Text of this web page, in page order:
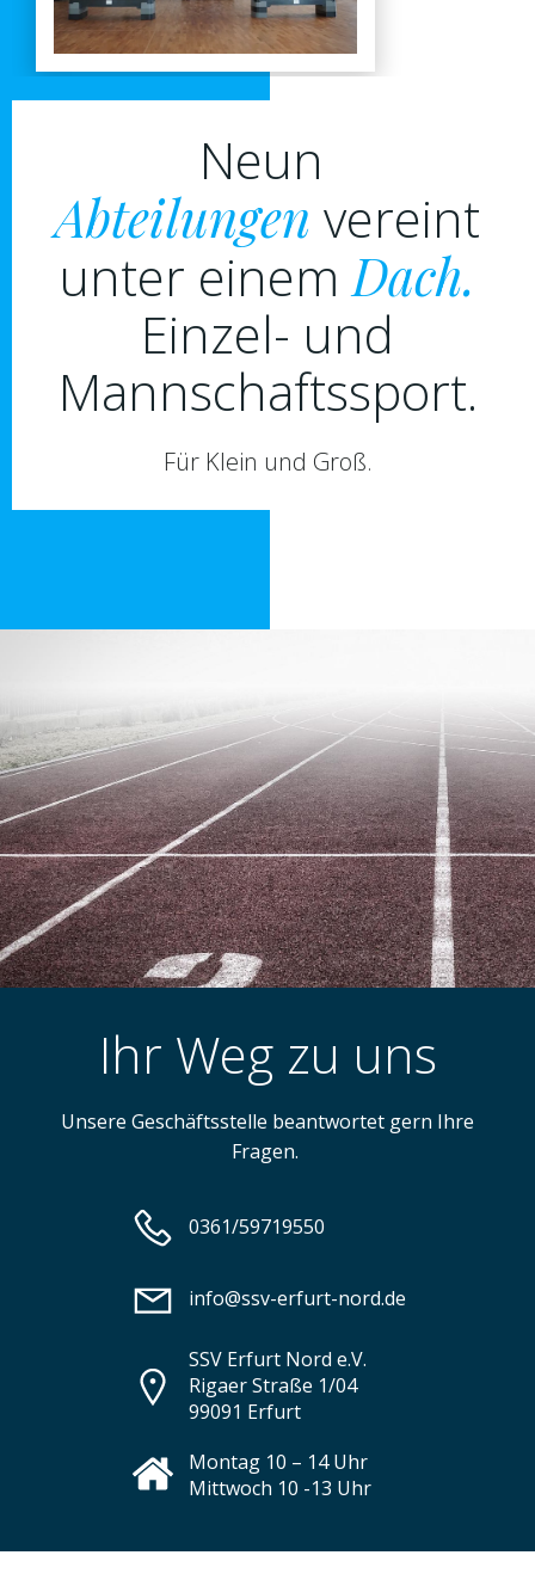
Neun
Abteilungen vereint
unter einemDach.
Einzel- und
Mannschaftssport.
Für Klein und Groß.
Ihr Weg zu uns
Unsere Geschäftsstelle beantwortet gern Ihre
Fragen.
0361/59719550
info@ssv-erfurt-nord.de
SSV Erfurt Nord e.V.
Rigaer Straße 1/04
99091 Erfurt
Montag 10 – 14 Uhr
Mittwoch 10 -13 Uhr